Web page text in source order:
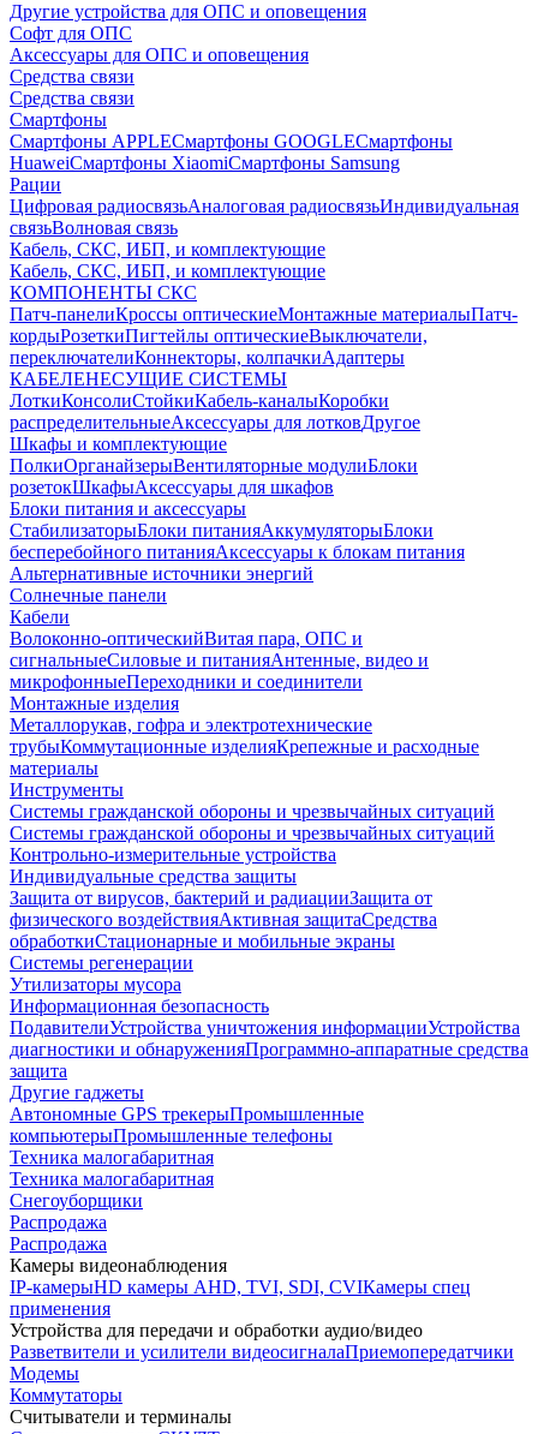
Другие устройства для ОПС и оповещения
Софт для ОПС
Аксессуары для ОПС и оповещения
Средства связи
Средства связи
Смартфоны
Смартфоны APPLEСмартфоны GOOGLEСмартфоны
HuaweiСмартфоны XiaomiСмартфоны Samsung
Рации
Цифровая радиосвязьАналоговая радиосвязьИндивидуальная
связьВолновая связь
Кабель, СКС, ИБП, и комплектующие
Кабель, СКС, ИБП, и комплектующие
КОМПОНЕНТЫ СКС
Патч-панелиКроссы оптическиеМонтажные материалыПатч-
кордыРозеткиПигтейлы оптическиеВыключатели,
переключателиКоннекторы, колпачкиАдаптеры
КАБЕЛЕНЕСУЩИЕ СИСТЕМЫ
ЛоткиКонсолиСтойкиКабель-каналыКоробки
распределительныеАксессуары для лотковДругое
Шкафы и комплектующие
ПолкиОрганайзерыВентиляторные модулиБлоки
розетокШкафыАксессуары для шкафов
Блоки питания и аксессуары
СтабилизаторыБлоки питанияАккумуляторыБлоки
бесперебойного питанияАксессуары к блокам питания
Альтернативные источники энергий
Солнечные панели
Кабели
Волоконно-оптическийВитая пара, ОПС и
сигнальныеСиловые и питанияАнтенные, видео и
микрофонныеПереходники и соединители
Монтажные изделия
Металлорукав, гофра и электротехнические
трубыКоммутационные изделияКрепежные и расходные
материалы
Инструменты
Системы гражданской обороны и чрезвычайных ситуаций
Системы гражданской обороны и чрезвычайных ситуаций
Контрольно-измерительные устройства
Индивидуальные средства защиты
Защита от вирусов, бактерий и радиацииЗащита от
физического воздействияАктивная защитаСредства
обработкиСтационарные и мобильные экраны
Системы регенерации
Утилизаторы мусора
Информационная безопасность
ПодавителиУстройства уничтожения информацииУстройства
диагностики и обнаруженияПрограммно-аппаратные средства
защита
Другие гаджеты
Автономные GPS трекерыПромышленные
компьютерыПромышленные телефоны
Техника малогабаритная
Техника малогабаритная
Снегоуборщики
Распродажа
Распродажа
Камеры видеонаблюдения
IP-камерыHD камеры AHD, TVI, SDI, CVIКамеры спец
применения
Устройства для передачи и обработки аудио/видео
Разветвители и усилители видеосигналаПриемопередатчики
Модемы
Коммутаторы
Считыватели и терминалы